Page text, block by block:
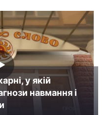
у якій
навмання і